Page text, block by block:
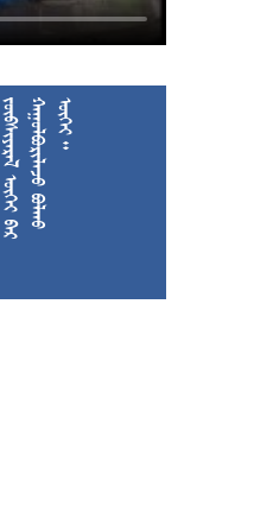







































 